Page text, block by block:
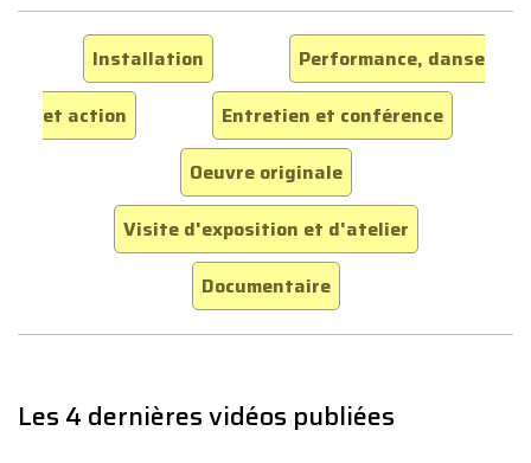
Installation
Performance, danse
et action
Entretien et conférence
Oeuvre originale
Visite d'exposition et d'atelier
Documentaire
Les 4 dernières vidéos publiées